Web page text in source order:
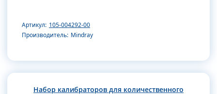
Артикул: 105-004292-00
Производитель: Mindray
Набор калибраторов для количественного